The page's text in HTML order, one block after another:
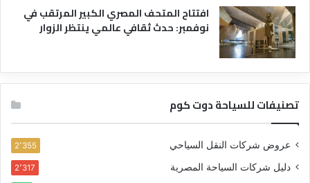
افتتاح المتحف المصري الكبير المرتقب في
نوفمبر: حدث ثقافي عالمي ينتظر الزوار
تصنيفات للسياحة دوت كوم
عروض شركات النقل السياحي 2٬355
دليل شركات السياحة المصرية 2٬317